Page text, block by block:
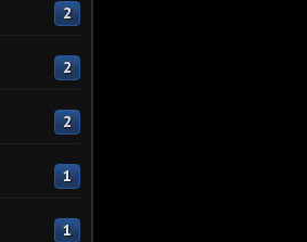
2
2
2
1
1